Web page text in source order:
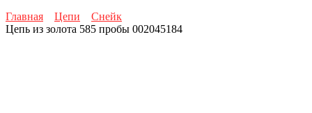
Главная
Цепи
Снейк
Цепь из золота 585 пробы 002045184